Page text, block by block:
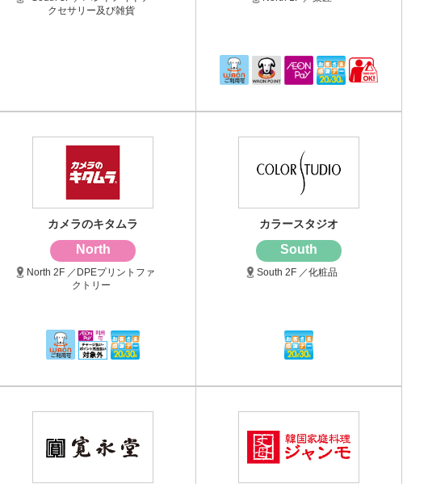
クセサリー及び雑貨
カメラのキタムラ
North
North 2F ／DPEプリントファ
クトリー
カラースタジオ
South
South 2F ／化粧品